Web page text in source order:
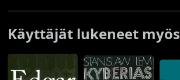
Käyttäjät lukeneet myös